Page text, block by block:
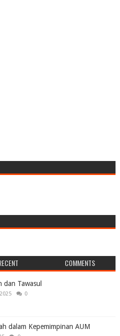
COMMENTS
dan Tawasul
0
dalam Kepemimpinan AUM